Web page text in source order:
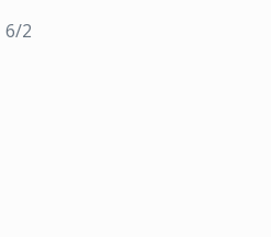
6/2